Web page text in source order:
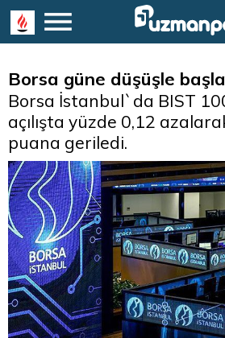
Borsa güne düşüşle
Borsa İstanbul`da BIST
açılışta yüzde 0,12
puana geriledi.